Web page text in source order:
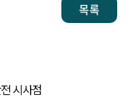
목록
시사점